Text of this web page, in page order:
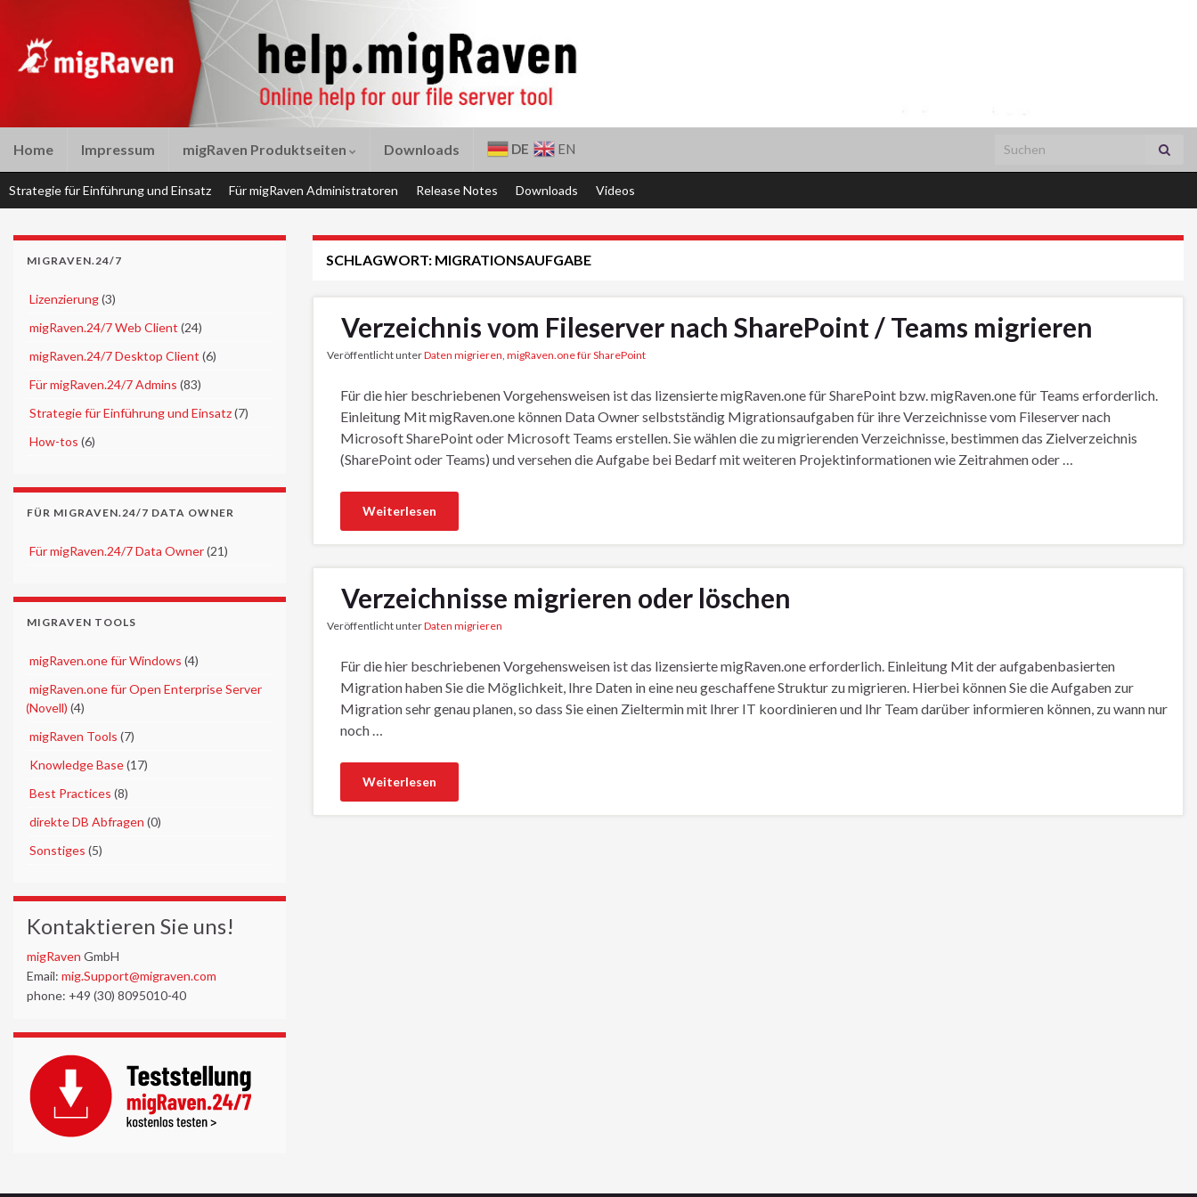
Home Impressum migRaven Produktseiten Downloads Search for:
DE EN
Strategie für Einführung und Einsatz Für migRaven Administratoren Release Notes Downloads Videos
MIGRAVEN.24/7
Lizenzierung(3)
migRaven.24/7 Web Client (24)
migRaven.24/7 Desktop Client (6)
Für migRaven.24/7 Admins (83)
Strategie für Einführung und Einsatz(7)
How-tos (6)
FÜR MIGRAVEN.24/7 DATA OWNER
Für migRaven.24/7 Data Owner(21)
MIGRAVEN TOOLS
migRaven.one für Windows (4)
migRaven.one für Open Enterprise Server
(Novell) (4)
migRaven Tools (7)
Knowledge Base(17)
Best Practices (8)
direkte DB Abfragen (0)
Sonstiges (5)
Kontaktieren Sie uns!
migRaven GmbH
Email: mig.Support@migraven.com
phone: +49 (30) 8095010-40
SCHLAGWORT: MIGRATIONSAUFGABE
Verzeichnis vom Fileserver nach SharePoint / Teams migrieren
Veröffentlicht unterDaten migrieren migRaven.one für SharePoint
Für die hier beschriebenen Vorgehensweisen ist das lizensierte migRaven.one für SharePoint bzw. migRaven.one für Teams erforderlich.
Einleitung Mit migRaven.one können Data Owner selbstständig Migrationsaufgaben für ihre Verzeichnisse vom Fileserver nach
Microsoft SharePoint oder Microsoft Teams erstellen. Sie wählen die zu migrierenden Verzeichnisse, bestimmen das Zielverzeichnis
(SharePoint oder Teams) und versehen die Aufgabe bei Bedarf mit weiteren Projektinformationen wie Zeitrahmen oder …
Weiterlesen
Verzeichnisse migrieren oder löschen
Veröffentlicht unterDaten migrieren
Für die hier beschriebenen Vorgehensweisen ist das lizensierte migRaven.one erforderlich. Einleitung Mit der aufgabenbasierten
Migration haben Sie die Möglichkeit, Ihre Daten in eine neu geschaffene Struktur zu migrieren. Hierbei können Sie die Aufgaben zur
Migration sehr genau planen, so dass Sie einen Zieltermin mit Ihrer IT koordinieren und Ihr Team darüber informieren können, zu wann nur
noch …
Weiterlesen